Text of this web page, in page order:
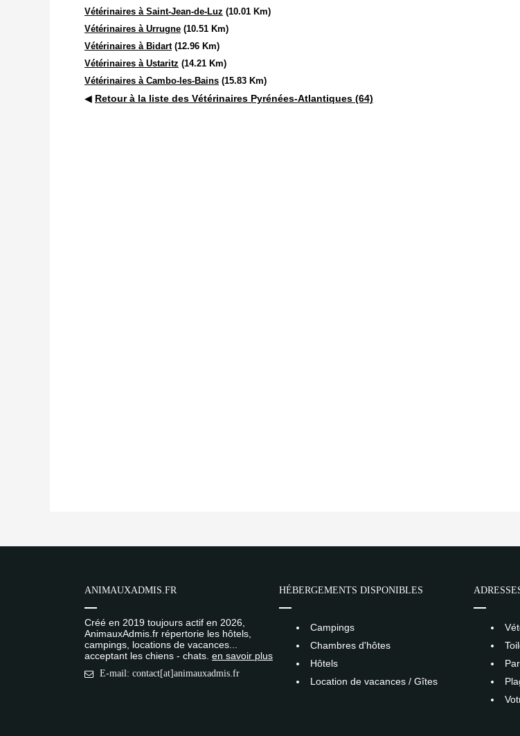
Vétérinaires à Saint-Jean-de-Luz (10.01 Km)
Vétérinaires à Urrugne (10.51 Km)
Vétérinaires à Bidart(12.96 Km)
Vétérinaires à Ustaritz (14.21 Km)
Vétérinaires à Cambo-les-Bains (15.83 Km)
◀ Retour à la liste des Vétérinaires Pyrénées-Atlantiques (64)
ANIMAUXADMIS.FR
Créé en 2019 toujours actif en 2026,
AnimauxAdmis.fr répertorie les hôtels,
campings, locations de vacances...
acceptant les chiens - chats. en savoir plus
E-mail: contact[at]animauxadmis.fr
HÉBERGEMENTS DISPONIBLES
Campings
Chambres d'hôtes
Hôtels
Location de vacances / Gîtes